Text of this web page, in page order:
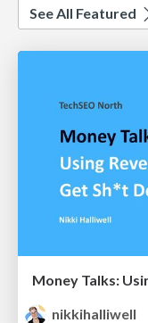
See All Featured
Money Talks:
nikkihalliwell